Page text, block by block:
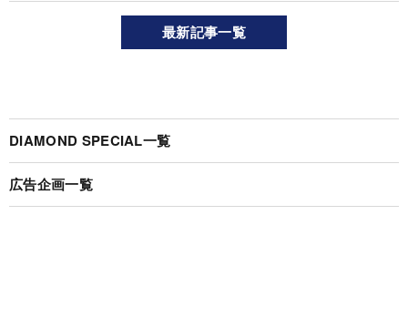
最新記事一覧
DIAMOND SPECIAL一覧
広告企画一覧